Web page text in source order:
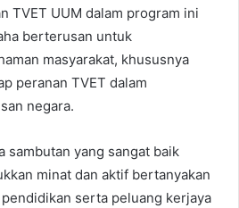
TVET UUM dalam program ini
berterusan untuk
masyarakat, khususnya
peranan TVET dalam
negara.
sambutan yang sangat baik
minat dan aktif bertanyakan
serta peluang kerjaya